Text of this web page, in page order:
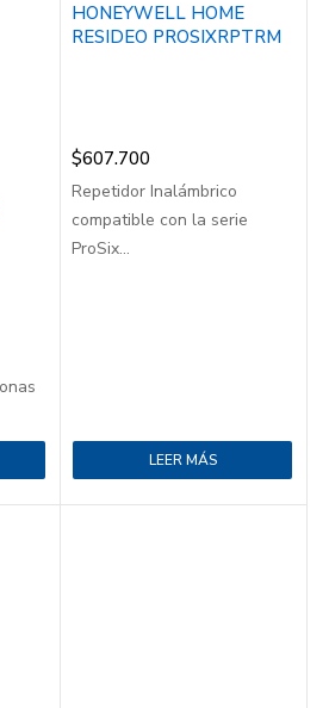
HONEYWELL HOME
RESIDEO PROSIXRPTRM
$607.700
Repetidor Inalámbrico
compatible con la serie
ProSix...
LEER MÁS